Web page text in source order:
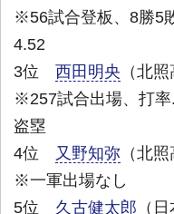
※56試合登板、8勝5
4.52
3位 西田明央 （北照
※257試合出場、打
盗塁
4位 又野知弥 （北照
※一軍出場なし
5位 久古健太郎 （